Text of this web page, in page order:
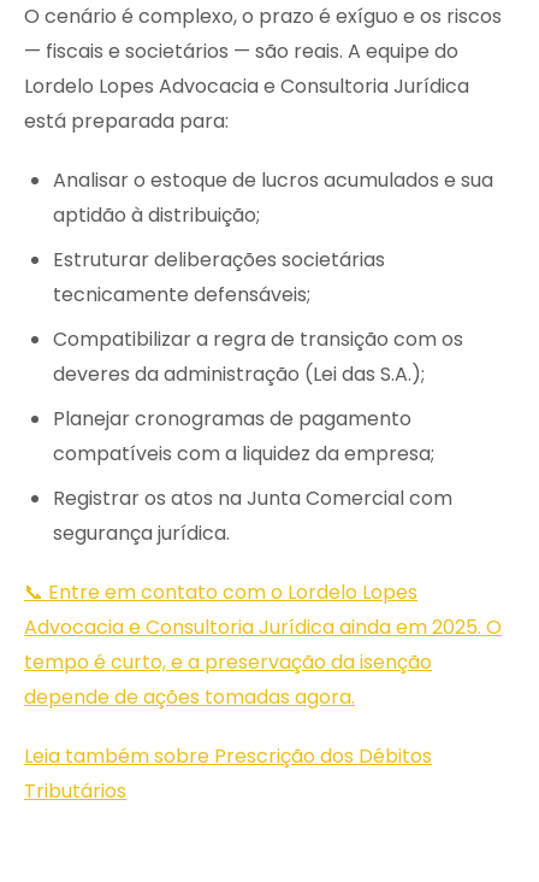
O cenário é complexo, o prazo é exíguo e os riscos
— fiscais e societários — são reais. A equipe do
Lordelo Lopes Advocacia e Consultoria Jurídica
está preparada para:
Analisar o estoque de lucros acumulados e sua
aptidão à distribuição;
Estruturar deliberações societárias
tecnicamente defensáveis;
Compatibilizar a regra de transição com os
deveres da administração (Lei das S.A.);
Planejar cronogramas de pagamento
compatíveis com a liquidez da empresa;
Registrar os atos na Junta Comercial com
segurança jurídica.
📞 Entre em contato com o Lordelo Lopes
Advocacia e Consultoria Jurídica ainda em 2025. O
tempo é curto, e a preservação da isenção
depende de ações tomadas agora.
Leia também sobre Prescrição dos Débitos
Tributários